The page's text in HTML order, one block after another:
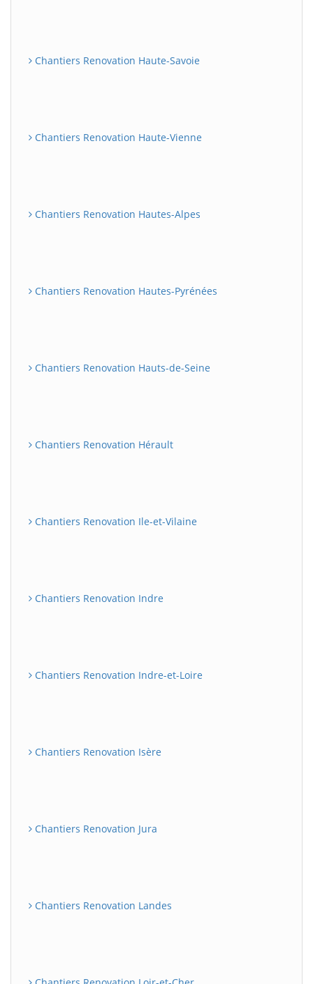
Chantiers Renovation Haute-Savoie
Chantiers Renovation Haute-Vienne
Chantiers Renovation Hautes-Alpes
Chantiers Renovation Hautes-Pyrénées
Chantiers Renovation Hauts-de-Seine
Chantiers Renovation Hérault
Chantiers Renovation Ile-et-Vilaine
Chantiers Renovation Indre
Chantiers Renovation Indre-et-Loire
Chantiers Renovation Isère
Chantiers Renovation Jura
Chantiers Renovation Landes